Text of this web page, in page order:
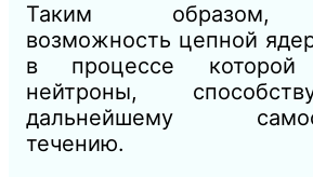
Таким образом,
возможность цепной
в процессе которой
нейтроны,
дальнейшему
течению.